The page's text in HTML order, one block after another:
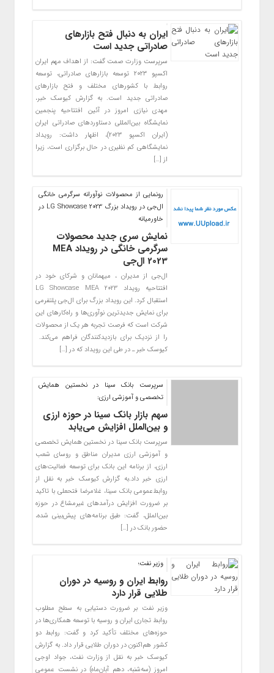
ایران به دنبال فتح بازارهای
صادراتی جدید است
سرپرست وزارت صمت گفت: از اهداف مهم ایران
اکسپو ۲۰۲۳ توسعه بازارهای صادراتی، توسعه
روابط با کشورهای مختلف و فتح بازارهای
صادراتی جدید است. به گزارش کیوسک خبر،
مهدی نیازی امروز در آئین افتتاحیه پنجمین
نمایشگاه بین‌المللی دستاوردهای صادراتی ایران
(ایران اکسپو ۲۰۲۳)، اظهار داشت: رویداد
نمایشگاهی کم نظیری در حال برگزاری است، زیرا
از […]
رونمایی از محصولات نوآورانه سرگرمی‌ خانگی
ال‌جی در رویداد بزرگ LG Showcase 2023 در
خاورمیانه
نمایش سری جدید محصولات
سرگرمی خانگی در رویداد MEA
2023 ال‌جی
ال‌جی از مدیران ، میهمانان و شرکای خود در
افتتاحیه رویداد LG Showcase MEA 2023
استقبال کرد. این رویداد بزرگ برای ال‌جی پلتفرمی
برای نمایش جدیدترین نوآوری‌ها و راه‌کارهای این
شرکت است که فرصت تجربه هر یک از محصولات
را از نزدیک برای بازدیدکنندگان فراهم می‌کند.
کیوسک خبر ـ در طی این رویداد که در […]
سرپرست بانک سینا در نخستین همایش
تخصصی و آموزشی ارزی:
سهم بازار بانک سینا در حوزه ارزی
و بین‌الملل افزایش می‌یابد
سرپرست بانک سینا در نخستین همایش تخصصی
و آموزشی ارزی مدیران مناطق و روسای شعب
ارزی، از برنامه این بانک برای توسعه فعالیت‌های
ارزی خبر داد.به گزارش کیوسک خبر به نقل از
روابط‌عمومی بانک سینا، غلامرضا فتحعلی با تاکید
بر ضرورت افزایش درآمدهای غیرمشاع در حوزه
بین‌الملل، گفت: طبق برنامه‌های پیش‌بینی شده،
حضور بانک در […]
وزیر نفت؛
روابط ایران و روسیه در دوران
طلایی قرار دارد
وزیر نفت بر ضرورت دستیابی به سطح مطلوب
روابط تجاری ایران و روسیه با توسعه همکاری‌ها در
حوزه‌های مختلف تأکید کرد و گفت: روابط دو
کشور هم‌اکنون در دوران طلایی قرار داد. به گزارش
کیوسک خبر به نقل از وزارت نفت، جواد اوجی
امروز (سه‌شنبه، دهم آبان‌ماه) در نشست عمومی